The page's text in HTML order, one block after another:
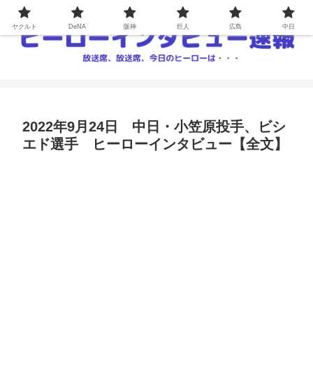
2022年9月24日 中日・小笠原投手、ビシ
エド選手 ヒーローインタビュー【全文】
ヤクルト DeNA 阪神 巨人 広島 中日